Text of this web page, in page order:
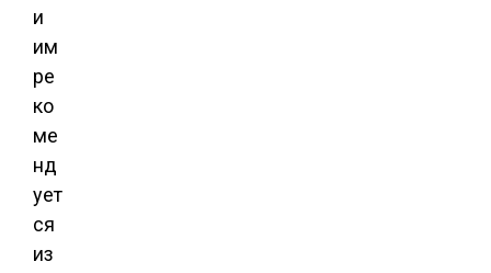
и
им
ре
ко
ме
нд
ует
ся
из